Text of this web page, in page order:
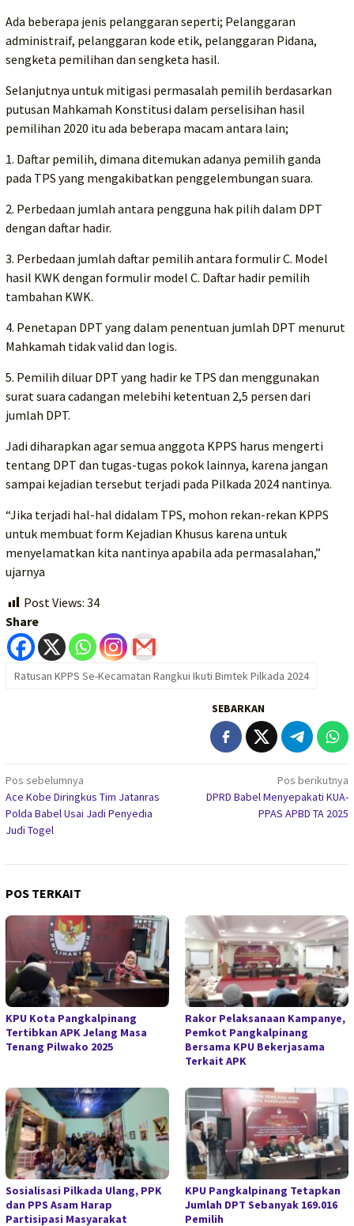
Ada beberapa jenis pelanggaran seperti; Pelanggaran
administraif, pelanggaran kode etik, pelanggaran Pidana,
sengketa pemilihan dan sengketa hasil.
Selanjutnya untuk mitigasi permasalah pemilih berdasarkan
putusan Mahkamah Konstitusi dalam perselisihan hasil
pemilihan 2020 itu ada beberapa macam antara lain;
1. Daftar pemilih, dimana ditemukan adanya pemilih ganda
pada TPS yang mengakibatkan penggelembungan suara.
2. Perbedaan jumlah antara pengguna hak pilih dalam DPT
dengan daftar hadir.
3. Perbedaan jumlah daftar pemilih antara formulir C. Model
hasil KWK dengan formulir model C. Daftar hadir pemilih
tambahan KWK.
4. Penetapan DPT yang dalam penentuan jumlah DPT menurut
Mahkamah tidak valid dan logis.
5. Pemilih diluar DPT yang hadir ke TPS dan menggunakan
surat suara cadangan melebihi ketentuan 2,5 persen dari
jumlah DPT.
Jadi diharapkan agar semua anggota KPPS harus mengerti
tentang DPT dan tugas-tugas pokok lainnya, karena jangan
sampai kejadian tersebut terjadi pada Pilkada 2024 nantinya.
“Jika terjadi hal-hal didalam TPS, mohon rekan-rekan KPPS
untuk membuat form Kejadian Khusus karena untuk
menyelamatkan kita nantinya apabila ada permasalahan,”
ujarnya
Post Views: 34
Share
Ratusan KPPS Se-Kecamatan Rangkui Ikuti Bimtek Pilkada 2024
SEBARKAN
Navigasi
pos
Pos sebelumnya
Ace Kobe Diringkus Tim Jatanras
Polda Babel Usai Jadi Penyedia
Judi Togel
Pos berikutnya
DPRD Babel Menyepakati KUA-
PPAS APBD TA 2025
POS TERKAIT
KPU Kota Pangkalpinang
Tertibkan APK Jelang Masa
Tenang Pilwako 2025
Rakor Pelaksanaan Kampanye,
Pemkot Pangkalpinang
Bersama KPU Bekerjasama
Terkait APK
Sosialisasi Pilkada Ulang, PPK
dan PPS Asam Harap
Partisipasi Masyarakat
KPU Pangkalpinang Tetapkan
Jumlah DPT Sebanyak 169.016
Pemilih